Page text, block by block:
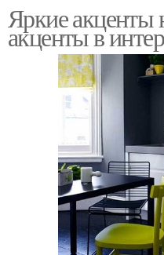
Яркие акценты
акценты в